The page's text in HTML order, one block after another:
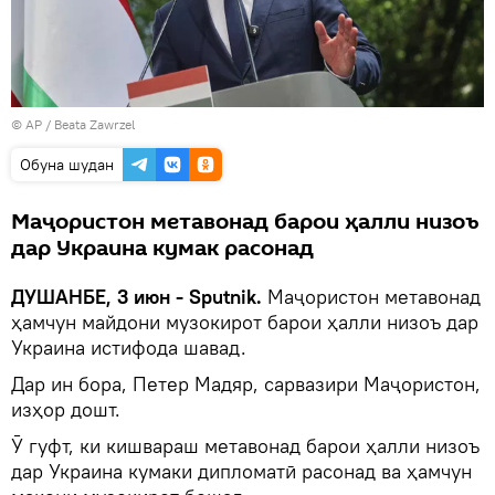
© AP / Beata Zawrzel
Обуна шудан
Маҷористон метавонад барои ҳалли низоъ
дар Украина кумак расонад
ДУШАНБЕ, 3 июн - Sputnik. Маҷористон метавонад
ҳамчун майдони музокирот барои ҳалли низоъ дар
Украина истифода шавад.
Дар ин бора, Петер Мадяр, сарвазири Маҷористон,
изҳор дошт.
Ӯ гуфт, ки кишвараш метавонад барои ҳалли низоъ
дар Украина кумаки дипломатӣ расонад ва ҳамчун